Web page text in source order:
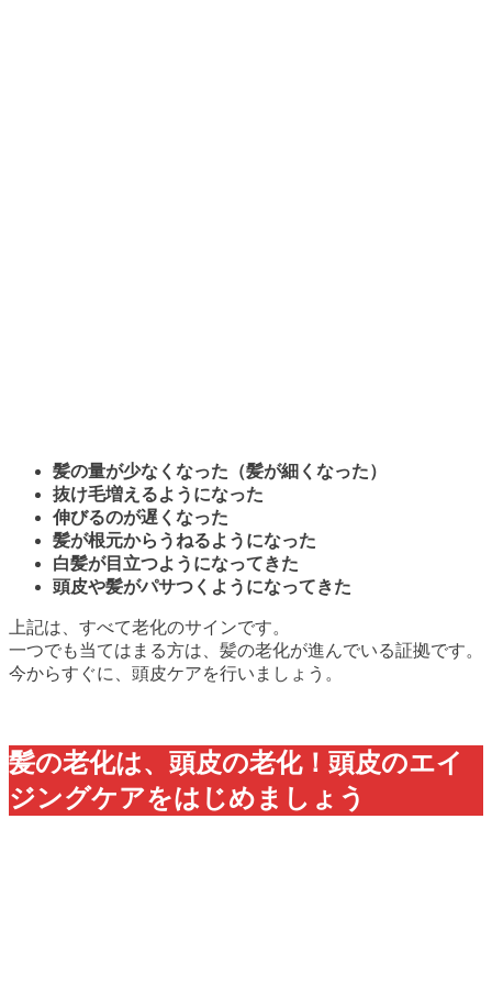
髪の量が少なくなった（髪が細くなった）
抜け毛増えるようになった
伸びるのが遅くなった
髪が根元からうねるようになった
白髪が目立つようになってきた
頭皮や髪がパサつくようになってきた
上記は、すべて老化のサインです。
一つでも当てはまる方は、髪の老化が進んでいる証拠です。
今からすぐに、頭皮ケアを行いましょう。
髪の老化は、頭皮の老化！頭皮のエイ
ジングケアをはじめましょう